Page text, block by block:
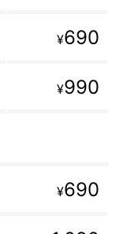
¥690
¥990
¥690